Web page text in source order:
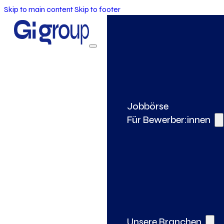
Skip to main contentSkip to footer
Jobbörse
Für Bewerber:innen